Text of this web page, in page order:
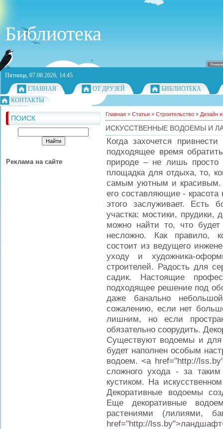
Библиотека
Пятница, 07.08.2026, 14:45
ГЛАВНАЯ
ОТ ДРУЗЕЙ
БИБЛИОТЕКА
КОНТАКТЫ
ПОИСК
Реклама на сайте
Главная » Статьи » Строительство » Дизайн
ИСКУССТВЕННЫЕ ВОДОЕМЫ И
Когда захочется
подходящее время
природе – не лишь
площадка для отдыха, то,
самым уютным и
его составляющие -
этого заслуживает. Есть
участка: мостики, прудики,
можно найти то, что
несложно. Как правило,
состоит из ведущего
уходу и художника-
строителей. Радость для
садик. Настоящие
подходящее решение под
даже банально
сожалению, если нет
лишним, но если
обязательно соорудить.
Существуют водоемы и
будет наполнен особым
водоем. <a href="http://
сложного ухода - за
кустиком. На
Декоративные водоемы
Еще декоративные
растениями (лилиями,
href="http://